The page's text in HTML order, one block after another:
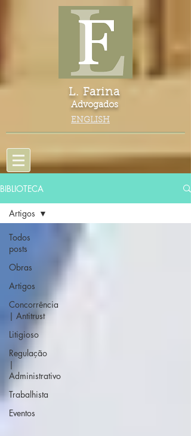
L. Farina
Advogados
ENGLISH
BIBLIOTECA
Todos
posts
Obras
Artigos
Concorrência
| Antitrust
Litigioso
Regulação
|
Administrativo
Trabalhista
Eventos
Artigos